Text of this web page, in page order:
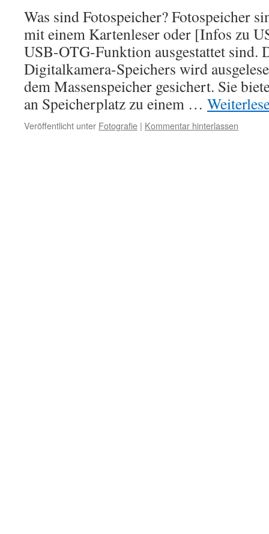
Was sind Fotospeicher? Fotospeicher
mit einem Kartenleser oder [Infos zu
USB-OTG-Funktion ausgestattet sind.
Digitalkamera-Speichers wird
dem Massenspeicher gesichert. Sie
an Speicherplatz zu einem …
Veröffentlicht unter Fotografie | Kommentar hinterlassen